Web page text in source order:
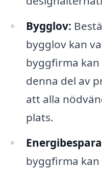
Bygglov:
bygglov kan
byggfirma
denna del av
att alla
plats.
byggfirma